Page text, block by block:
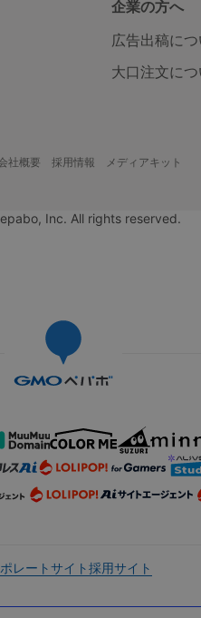
企業の方へ
広告出稿につ
大口注文につ
社概要 採用情報 メディアキット
Inc. All rights reserved.
レートサイト採用サイト